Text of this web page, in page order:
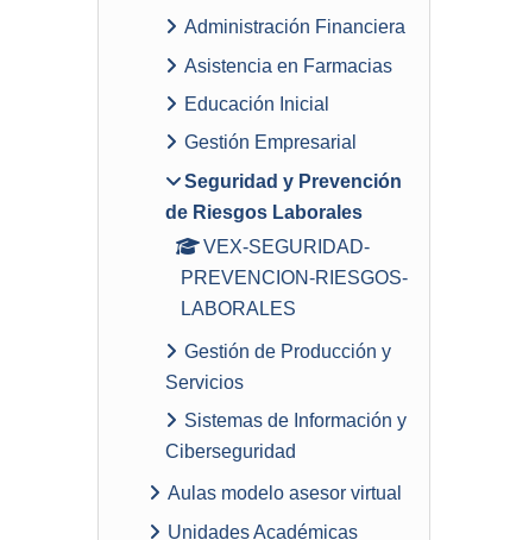
Administración Financiera
Asistencia en Farmacias
Educación Inicial
Gestión Empresarial
Seguridad y Prevención
de Riesgos Laborales
VEX-SEGURIDAD-
PREVENCION-RIESGOS-
LABORALES
Gestión de Producción y
Servicios
Sistemas de Información y
Ciberseguridad
Aulas modelo asesor virtual
Unidades Académicas